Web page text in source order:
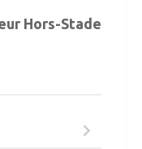
Hors-Stade